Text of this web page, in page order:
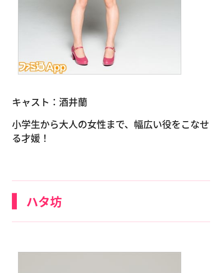
キャスト：酒井蘭
小学生から大人の女性まで、幅広い役をこなせ
る才媛！
ハタ坊